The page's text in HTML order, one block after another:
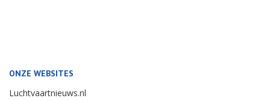
ONZE WEBSITES
Luchtvaartnieuws.nl